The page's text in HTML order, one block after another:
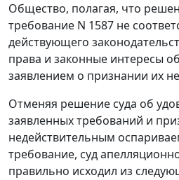
Общество, полагая, что
требование N 1587 не
действующего
права и законные интересы
заявлением о признании их
Отменяя решение суда об
заявленных требований и
недействительным
требование, суд
правильно исходил из